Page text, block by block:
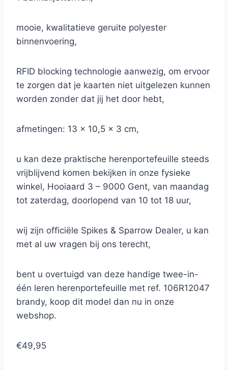
mooie, kwalitatieve geruite polyester
binnenvoering,
RFID blocking technologie aanwezig, om ervoor
te zorgen dat je kaarten niet uitgelezen kunnen
worden zonder dat jij het door hebt,
afmetingen: 13 x 10,5 x 3 cm,
u kan deze praktische herenportefeuille steeds
vrijblijvend komen bekijken in onze fysieke
winkel, Hooiaard 3 – 9000 Gent, van maandag
tot zaterdag, doorlopend van 10 tot 18 uur,
wij zijn officiële Spikes & Sparrow Dealer, u kan
met al uw vragen bij ons terecht,
bent u overtuigd van deze handige twee-in-
één leren herenportefeuille met ref. 106R12047
brandy, koop dit model dan nu in onze
webshop.
€49,95